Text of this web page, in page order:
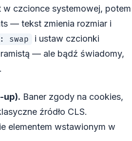
w czcionce systemowej, potem
— tekst zmienia rozmiar i
swap
i ustaw czcionki
— ale bądź świadomy,
up). Baner zgody na cookies,
źródło CLS.
elementem wstawionym w